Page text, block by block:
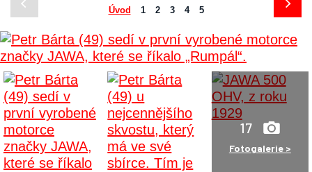
Úvod 1 2 3 4 5
17
Fotogalerie >